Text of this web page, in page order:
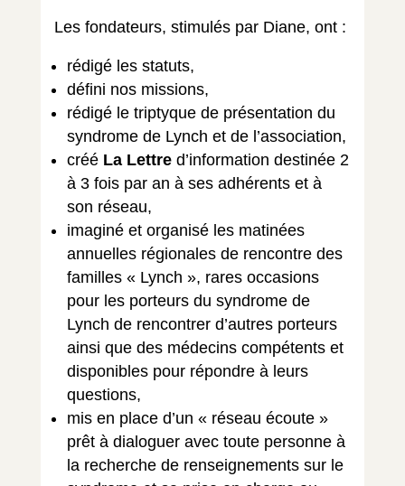
Les fondateurs, stimulés par Diane, ont :
rédigé les statuts,
défini nos missions,
rédigé le triptyque de présentation du
syndrome de Lynch et de l’association,
créé La Lettred’information destinée 2
à 3 fois par an à ses adhérents et à
son réseau,
imaginé et organisé les matinées
annuelles régionales de rencontre des
familles « Lynch », rares occasions
pour les porteurs du syndrome de
Lynch de rencontrer d’autres porteurs
ainsi que des médecins compétents et
disponibles pour répondre à leurs
questions,
mis en place d’un « réseau écoute »
prêt à dialoguer avec toute personne à
la recherche de renseignements sur le